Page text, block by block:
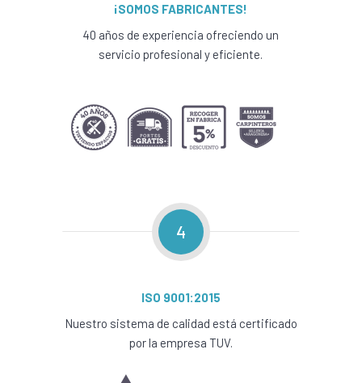
¡SOMOS FABRICANTES!
40 años de experiencia ofreciendo un
servicio profesional y eficiente.
4
ISO 9001:2015
Nuestro sistema de calidad está certificado
por la empresa TUV.